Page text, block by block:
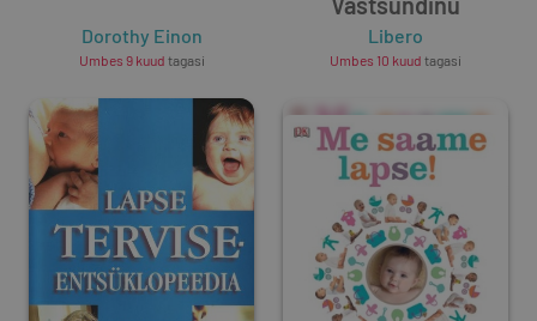
Dorothy Einon
Umbes 9 kuud tagasi
Libero
Umbes 10 kuud tagasi